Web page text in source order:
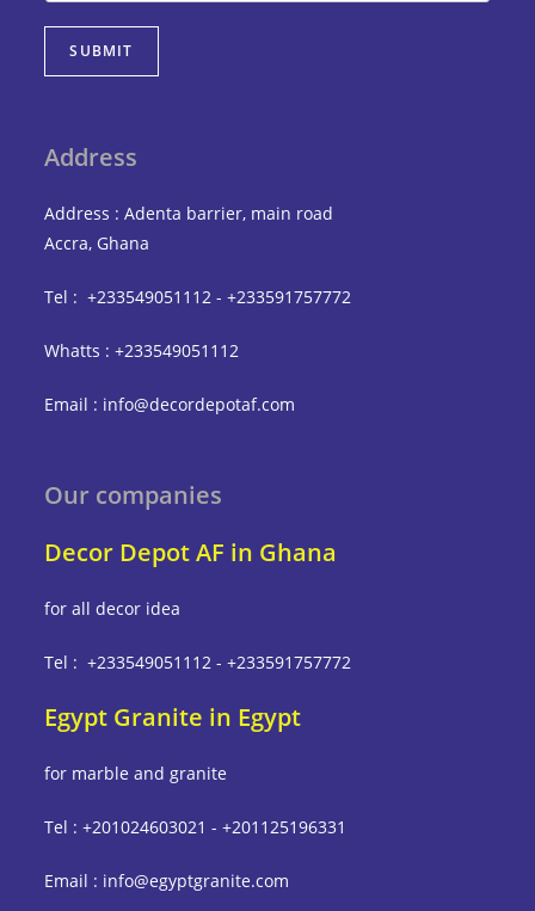
SUBMIT
Address
Address : Adenta barrier, main road
Accra, Ghana
Tel : +233549051112 - +233591757772
Whatts : +233549051112
Email : info@decordepotaf.com
Our companies
Decor Depot AF in Ghana
for all decor idea
Tel : +233549051112 - +233591757772
Egypt Granite in Egypt
for marble and granite
Tel : +201024603021 - +201125196331
Email : info@egyptgranite.com